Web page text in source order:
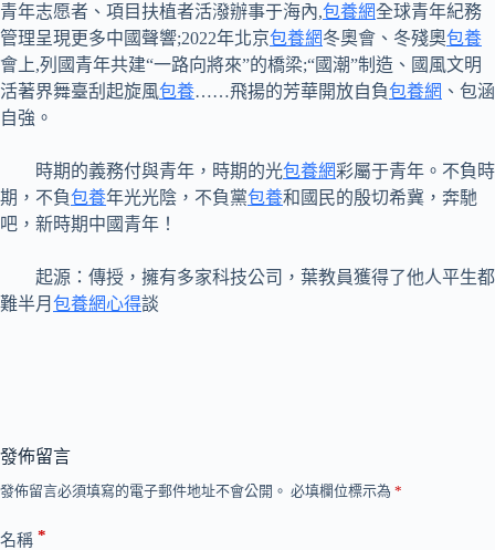
青年志愿者、項目扶植者活潑辦事于海內,包養網全球青年紀務
管理呈現更多中國聲響;2022年北京包養網冬奧會、冬殘奧包養
會上,列國青年共建“一路向將來”的橋梁;“國潮”制造、國風文明
活著界舞臺刮起旋風包養……飛揚的芳華開放自負包養網 、包涵
自強。
時期的義務付與青年，時期的光包養網彩屬于青年。不負時
期，不負包養年光光陰，不負黨包養和國民的殷切希冀，奔馳
吧，新時期中國青年！
起源：傳授，擁有多家科技公司，葉教員獲得了他人平生都
難半月 包養網心得談
發佈留言
發佈留言必須填寫的電子郵件地址不會公開。 必填欄位標示為 *
名稱 *